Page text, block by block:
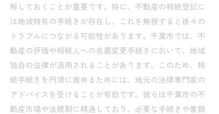
解しておくことが重要です。特に、不動産の相続登記に
は地域特有の手続きが存在し、これを無視すると後々の
トラブルにつながる可能性があります。千葉市では、不
動産の評価や相続人への名義変更手続きにおいて、地域
独自の法律が適用されることがあります。このため、相
続手続きを円滑に進めるためには、地元の法律専門家の
アドバイスを受けることが有効です。彼らは千葉市の不
動産市場や法規制に精通しており、必要な手続きや書類